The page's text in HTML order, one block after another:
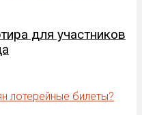
для участников